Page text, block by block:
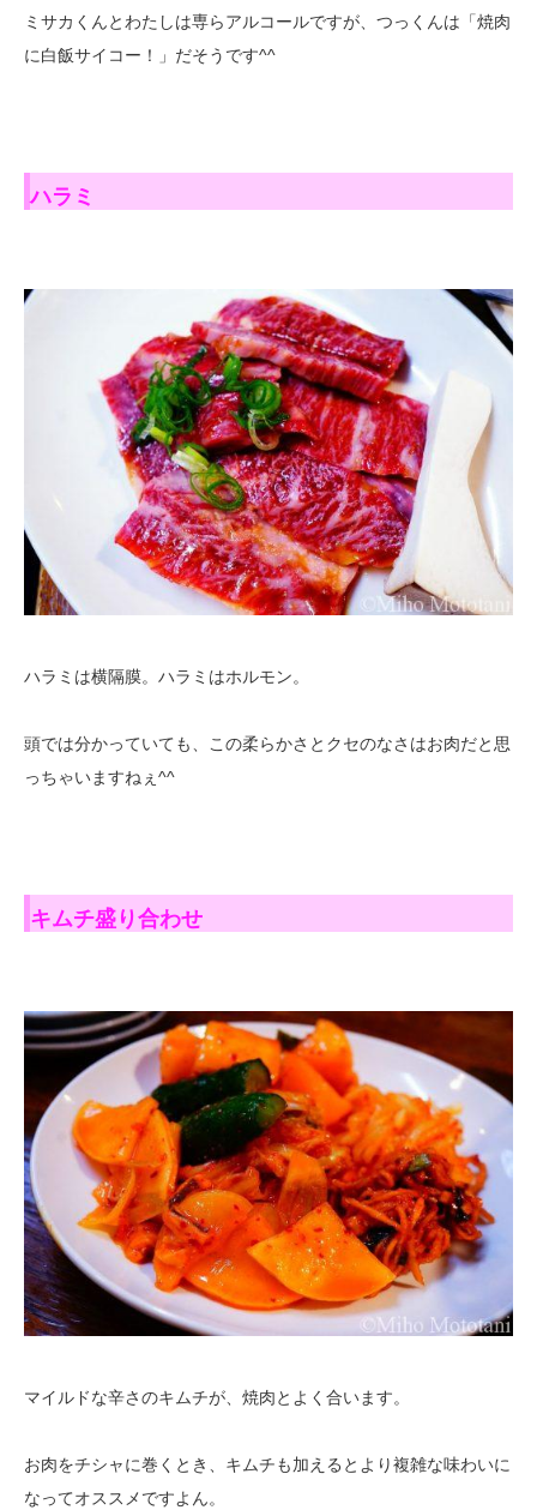
ミサカくんとわたしは専らアルコールですが、つっくんは「焼肉
に白飯サイコー！」だそうです^^
ハラミ
ハラミは横隔膜。ハラミはホルモン。
頭では分かっていても、この柔らかさとクセのなさはお肉だと思
っちゃいますねぇ^^
キムチ盛り合わせ
マイルドな辛さのキムチが、焼肉とよく合います。
お肉をチシャに巻くとき、キムチも加えるとより複雑な味わいに
なってオススメですよん。